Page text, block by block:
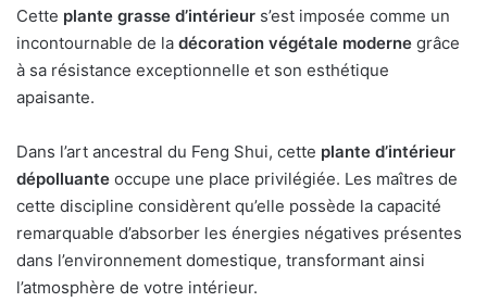
Cette plante grasse d’intérieur s’est imposée comme un
incontournable de la décoration végétale moderne grâce
à sa résistance exceptionnelle et son esthétique
apaisante.
Dans l’art ancestral du Feng Shui, cette plante d’intérieur
dépolluante occupe une place privilégiée. Les maîtres de
cette discipline considèrent qu’elle possède la capacité
remarquable d’absorber les énergies négatives présentes
dans l’environnement domestique, transformant ainsi
l’atmosphère de votre intérieur.